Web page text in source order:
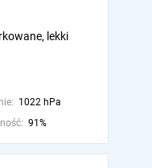
lekki
1022 hPa
91%